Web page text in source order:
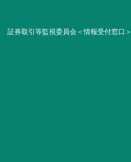
証券取引等監視委員会＜情報受付窓口＞